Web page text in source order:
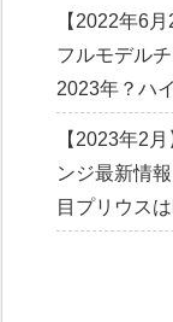
【2022年6
フルモデル
2023年？ハ
【2023年2
ンジ最新情
目プリウス